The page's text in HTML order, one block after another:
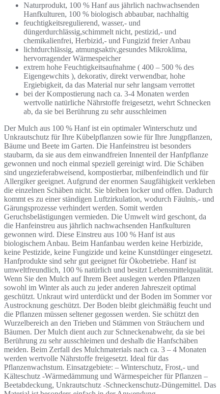
Naturprodukt, 100 % Hanf aus jährlich nachwachsenden
Hanfkulturen, 100 % biologisch abbaubar, nachhaltig
feuchtigkeitsregulierend, wasser,- und
düngerdurchlässig,schimmelt nicht, pestizid,- und
chemikalienfrei, Herbizid,- und Fungizid freier Anbau
lichtdurchlässig, atmungsaktiv,gesundes Mikroklima,
hervorragender Wärmespeicher
extrem hohe Feuchtigkeitsaufnahme ( 400 – 500 % des
Eigengewchits ), dekorativ, direkt verwendbar, hohe
Ergiebigkeit, da das Material nur sehr langsam verrottet
bei der Kompostierung nach ca. 3-4 Monaten werden
wertvolle natürliche Nährstoffe freigesetzt, wehrt Schnecken
ab, da sie bei Berührung zu sehr ausschleimen
Der Mulch aus 100 % Hanf ist ein optimaler Winterschutz und
Unkrautschutz für Ihre Kübelpflanzen sowie für Ihre Jungpflanzen,
Bäume und Beete im Garten. Die Hanfeinstreu ist besonders
staubarm, da sie aus dem einwandfreien Innenteil der Hanfpflanze
gewonnen und noch einmal speziell gereinigt wird. Die Schäben
sind ungezieferabweisend, kompostierbar, milbenfeindlich und für
Allergiker geeignet. Aufgrund der enormen Saugfähigkeit verkleben
die einzelnen Schäben nicht. Sie bleiben locker und offen. Dadurch
kommt es zu einer ständigen Luftzirkulation, wodurch Fäulnis,- und
Gärungsprozesse verhindert werden. Somit werden
Geruchsbelästigungen vermieden. Die Umwelt wird geschont, da
die Hanfeinstreu aus jährlich nachwachsenden Hanfkulturen
gewonnen wird. Diese Einstreu aus 100 % Hanf ist aus
biologischem Anbau. Beim Hanfanbau werden keine Herbizide,
keine Pestizide, keine Fungizide und keine Kunstdünger eingesetzt.
Hanfprodukte sind sehr gut geeignet für Ökobetriebe. Hanf ist
umweltfreundlich, 100 % natürlich und besitzt Lebensmittelqualität.
Wenn Sie den Mulch auf Ihrem Beet auslegen werden Pflanzen
sowohl im Winter als auch zu jeder anderen Jahreszeit optimal
geschützt. Unkraut wird unterdückt und der Boden im Sommer vor
Austrocknung geschützt. Der Boden bleibt gleichmäßig feucht und
die Pflanzen müssen seltener gegossen werden. Sie schützt den
Wurzelbereich an den Trieben und Stämmen von Sträuchern und
Bäumen. Der Mulch dient auch zur Schneckenabwehr, da sie bei
Berührung zu sehr ausschleimen und deshalb die Hanfschäben
meiden. Beim Zerfall des Mulchmaterials nach ca. 3 – 4 Monaten
werden wertvolle Nährstoffe freigesetzt. Ideal für das
Pflanzenwachstum. Einsatzgebiete: – Winterschutz, Frost,- und
Kälteschutz -Wärmedämmung und Wärmespeicher für Pflanzen –
Beetabdeckung, Unkrautschutz -Schneckenschutz-Düngemittel. Das